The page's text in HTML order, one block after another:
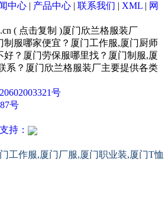
中心 | 产品中心 | 联系我们 | XML | 网
( 点击复制 )厦门欣兰格服装厂
制服哪家便宜？厦门工作服,厦门厨师
好？厦门劳保服哪里找？厦门制服,厦
系？厦门欣兰格服装厂主要提供各类
号
号
持：
工作服,厦门厂服,厦门职业装,厦门T恤